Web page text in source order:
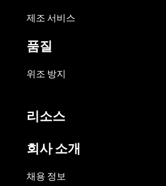
제조 서비스
품질
위조 방지
리소스
회사 소개
채용 정보